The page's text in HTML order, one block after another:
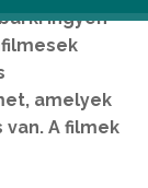
ingyen
amelyek
van. A filmek